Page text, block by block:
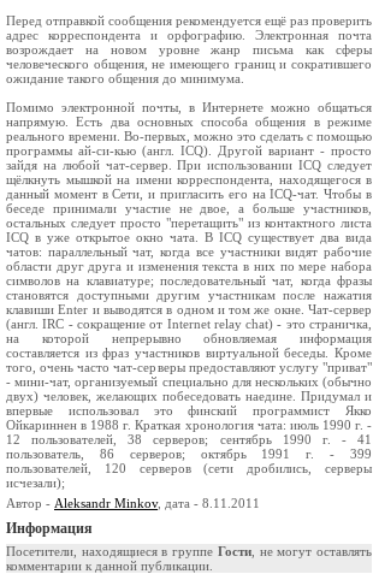
Перед отправкой сообщения рекомендуется ещё раз проверить
адрес корреспондента и орфографию. Электронная почта
возрождает на новом уровне жанр письма как сферы
человеческого общения, не имеющего границ и сократившего
ожидание такого общения до минимума.
Помимо электронной почты, в Интернете можно общаться
напрямую. Есть два основных способа общения в режиме
реального времени. Во-первых, можно это сделать с помощью
программы ай-си-кью (англ. ICQ). Другой вариант - просто
зайдя на любой чат-сервер. При использовании ICQ следует
щёлкнуть мышкой на имени корреспондента, находящегося в
данный момент в Сети, и пригласить его на ICQ-чат. Чтобы в
беседе принимали участие не двое, а больше участников,
остальных следует просто "перетащить" из контактного листа
ICQ в уже открытое окно чата. В ICQ существует два вида
чатов: параллельный чат, когда все участники видят рабочие
области друг друга и изменения текста в них по мере набора
символов на клавиатуре; последовательный чат, когда фразы
становятся доступными другим участникам после нажатия
клавиши Enter и выводятся в одном и том же окне. Чат-сервер
(англ. IRC - сокращение от Internet relay chat) - это страничка,
на которой непрерывно обновляемая информация
составляется из фраз участников виртуальной беседы. Кроме
того, очень часто чат-серверы предоставляют услугу "приват"
- мини-чат, организуемый специально для нескольких (обычно
двух) человек, желающих побеседовать наедине. Придумал и
впервые использовал это финский программист Якко
Ойкариннен в 1988 г. Краткая хронология чата: июль 1990 г. -
12 пользователей, 38 серверов; сентябрь 1990 г. - 41
пользователь, 86 серверов; октябрь 1991 г. - 399
пользователей, 120 серверов (сети дробились, серверы
исчезали);
Автор - Aleksandr Minkov, дата - 8.11.2011
Информация
Посетители, находящиеся в группе Гости, не могут оставлять
комментарии к данной публикации.